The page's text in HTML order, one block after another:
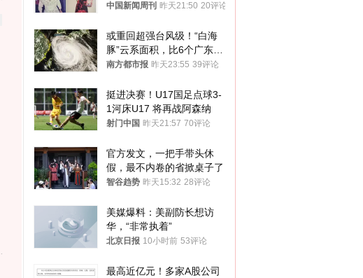
中国新闻周刊 昨天21:50 20评论
或重回超强台风级！“白海
豚”云系面积，比6个广东还
大！深圳官方：注意这件事
南方都市报 昨天23:55 39评论
挺进决赛！U17国足点球3-
1河床U17 将再战阿森纳
射门中国 昨天21:57 70评论
官方发文，一把手带头休
假，最不内卷的省掀桌子了
智谷趋势 昨天15:32 28评论
美媒爆料：美副防长想访
华，“非常执着”
北京日报 10小时前 53评论
最高近亿元！多家A股公司